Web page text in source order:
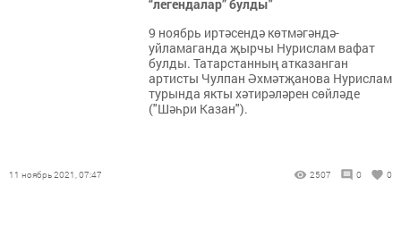
“легендалар” булды"
9 ноябрь иртәсендә көтмәгәндә-
уйламаганда җырчы Нурислам вафат
булды. Татарстанның атказанган
артисты Чулпан Әхмәтҗанова Нурислам
турында якты хәтирәләрен сөйләде
("Шәһри Казан").
11 ноябрь 2021, 07:47 2507 0 0